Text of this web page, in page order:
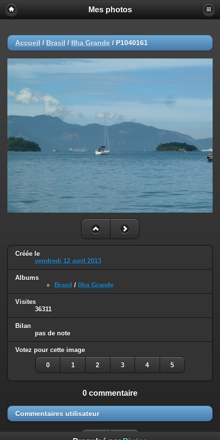
Mes photos
Accueil / Brasil / Ilha Grande / P1040161
Créée le
vendredi 12 avril 2013
Albums
Brasil / Ilha Grande
Visites
36311
Bilan
pas de note
Votez pour cette image
0 1 2 3 4 5
0 commentaire
Commentaires utilisateur